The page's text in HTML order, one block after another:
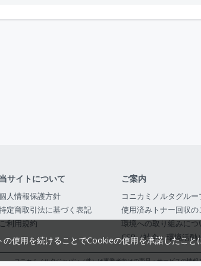
サイトについて
人情報保護方針
定商取引法に基づく表記
利用規約
ご案内
コニカミノルタグル
使用済みトナー回収の
環境への取り組みにつ
CSR（社会・環境活動
コニカミノルタジャパン（株）は事業者向けの商品・サービスの情
使用を続けることでCookieの使用を承諾したこと